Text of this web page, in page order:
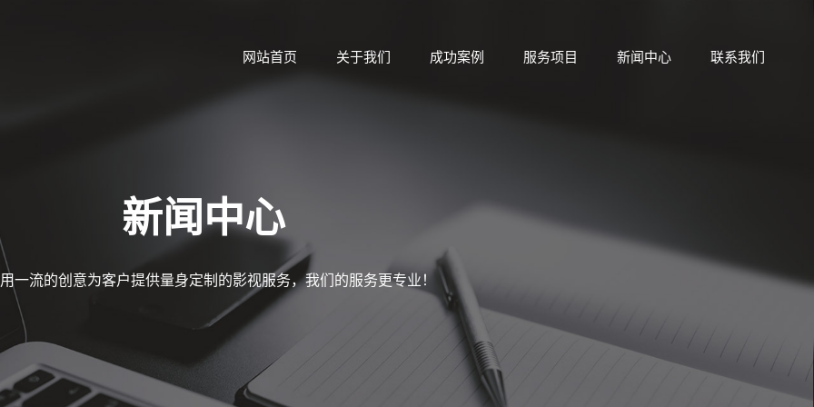
网站首页 关于我们 成功案例 服务项目 新闻中心 联系我们
新闻中心
一流的创意为客户提供量身定制的影视服务，我们的服务更专业！